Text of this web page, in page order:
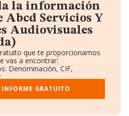
la información
Abcd Servicios Y
Audiovisuales
que te proporcionamos
vas a encontrar:
Denominación, CIF,
(BORME).
Ventas y Empleados.
y Administradores.
GRATUITO